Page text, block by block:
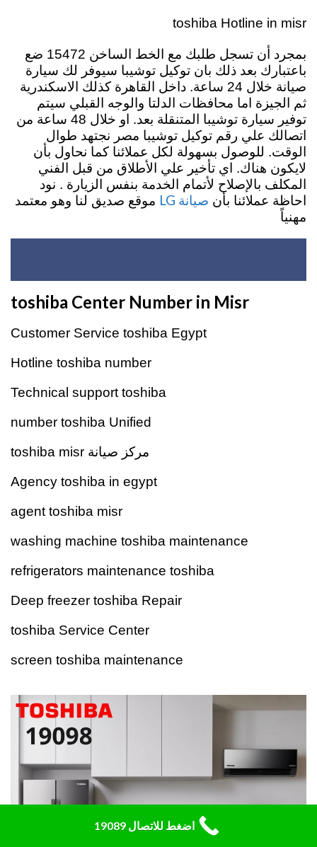
toshiba Hotline in misr
بمجرد أن تسجل طلبك مع الخط الساخن 15472 ضع
باعتبارك بعد ذلك بان توكيل توشيبا سيوفر لك سيارة
صيانة خلال 24 ساعة. داخل القاهرة كذلك الاسكندرية
ثم الجيزة اما محافظات الدلتا والوجه القبلي سيتم
توفير سيارة توشيبا المتنقلة بعد. او خلال 48 ساعة من
اتصالك علي رقم توكيل توشيبا مصر نجتهد طوال
الوقت. للوصول بسهولة لكل عملائنا كما نحاول بأن
لايكون هناك. اي تأخير علي الأطلاق من قبل الفني
المكلف بالإصلاح لأتمام الخدمة بنفس الزيارة . نود
احاظة عملائنا بأن صيانة LG
موقع صديق لنا وهو معتمد
مهنياً
toshiba Center Number in Misr
Customer Service toshiba Egypt
Hotline toshiba number
Technical support toshiba
number toshiba Unified
مركز صيانة toshiba misr
agent toshiba misr
washing machine toshiba maintenance
refrigerators maintenance toshiba
Deep freezer toshiba Repair
toshiba Service Center
screen toshiba maintenance
اضغط للاتصال 19089